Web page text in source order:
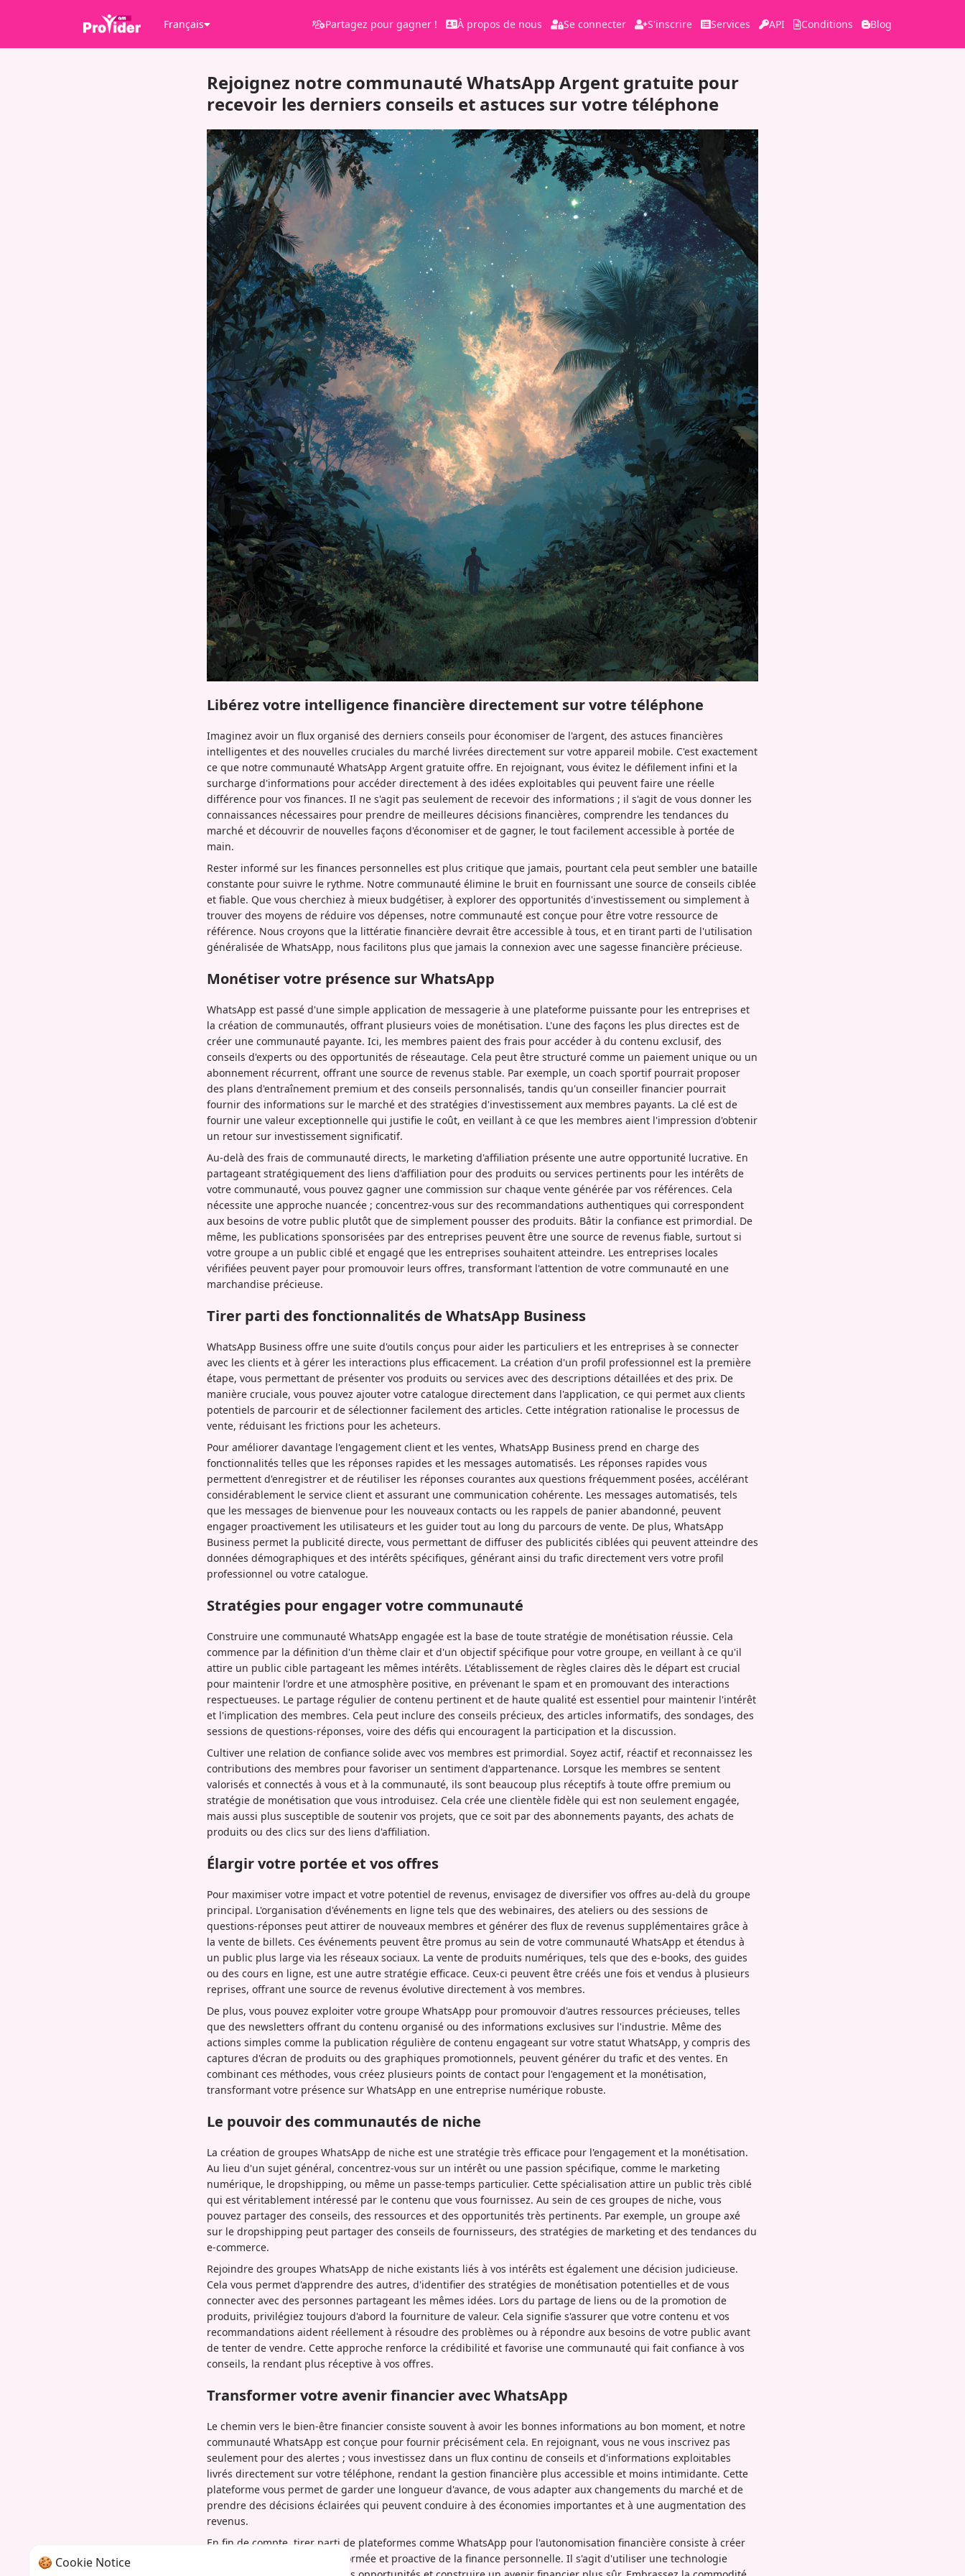
Français Partagez pour gagner ! À propos de nous Se connecter S'inscrire Services API Conditions Blog
Rejoignez notre communauté WhatsApp Argent gratuite pour
recevoir les derniers conseils et astuces sur votre téléphone
Libérez votre intelligence financière directement sur votre téléphone
Imaginez avoir un flux organisé des derniers conseils pour économiser de l'argent, des astuces financières
intelligentes et des nouvelles cruciales du marché livrées directement sur votre appareil mobile. C'est exactement
ce que notre communauté WhatsApp Argent gratuite offre. En rejoignant, vous évitez le défilement infini et la
surcharge d'informations pour accéder directement à des idées exploitables qui peuvent faire une réelle
différence pour vos finances. Il ne s'agit pas seulement de recevoir des informations ; il s'agit de vous donner les
connaissances nécessaires pour prendre de meilleures décisions financières, comprendre les tendances du
marché et découvrir de nouvelles façons d'économiser et de gagner, le tout facilement accessible à portée de
main.
Rester informé sur les finances personnelles est plus critique que jamais, pourtant cela peut sembler une bataille
constante pour suivre le rythme. Notre communauté élimine le bruit en fournissant une source de conseils ciblée
et fiable. Que vous cherchiez à mieux budgétiser, à explorer des opportunités d'investissement ou simplement à
trouver des moyens de réduire vos dépenses, notre communauté est conçue pour être votre ressource de
référence. Nous croyons que la littératie financière devrait être accessible à tous, et en tirant parti de l'utilisation
généralisée de WhatsApp, nous facilitons plus que jamais la connexion avec une sagesse financière précieuse.
Monétiser votre présence sur WhatsApp
WhatsApp est passé d'une simple application de messagerie à une plateforme puissante pour les entreprises et
la création de communautés, offrant plusieurs voies de monétisation. L'une des façons les plus directes est de
créer une communauté payante. Ici, les membres paient des frais pour accéder à du contenu exclusif, des
conseils d'experts ou des opportunités de réseautage. Cela peut être structuré comme un paiement unique ou un
abonnement récurrent, offrant une source de revenus stable. Par exemple, un coach sportif pourrait proposer
des plans d'entraînement premium et des conseils personnalisés, tandis qu'un conseiller financier pourrait
fournir des informations sur le marché et des stratégies d'investissement aux membres payants. La clé est de
fournir une valeur exceptionnelle qui justifie le coût, en veillant à ce que les membres aient l'impression d'obtenir
un retour sur investissement significatif.
Au-delà des frais de communauté directs, le marketing d'affiliation présente une autre opportunité lucrative. En
partageant stratégiquement des liens d'affiliation pour des produits ou services pertinents pour les intérêts de
votre communauté, vous pouvez gagner une commission sur chaque vente générée par vos références. Cela
nécessite une approche nuancée ; concentrez-vous sur des recommandations authentiques qui correspondent
aux besoins de votre public plutôt que de simplement pousser des produits. Bâtir la confiance est primordial. De
même, les publications sponsorisées par des entreprises peuvent être une source de revenus fiable, surtout si
votre groupe a un public ciblé et engagé que les entreprises souhaitent atteindre. Les entreprises locales
vérifiées peuvent payer pour promouvoir leurs offres, transformant l'attention de votre communauté en une
marchandise précieuse.
Tirer parti des fonctionnalités de WhatsApp Business
WhatsApp Business offre une suite d'outils conçus pour aider les particuliers et les entreprises à se connecter
avec les clients et à gérer les interactions plus efficacement. La création d'un profil professionnel est la première
étape, vous permettant de présenter vos produits ou services avec des descriptions détaillées et des prix. De
manière cruciale, vous pouvez ajouter votre catalogue directement dans l'application, ce qui permet aux clients
potentiels de parcourir et de sélectionner facilement des articles. Cette intégration rationalise le processus de
vente, réduisant les frictions pour les acheteurs.
Pour améliorer davantage l'engagement client et les ventes, WhatsApp Business prend en charge des
fonctionnalités telles que les réponses rapides et les messages automatisés. Les réponses rapides vous
permettent d'enregistrer et de réutiliser les réponses courantes aux questions fréquemment posées, accélérant
considérablement le service client et assurant une communication cohérente. Les messages automatisés, tels
que les messages de bienvenue pour les nouveaux contacts ou les rappels de panier abandonné, peuvent
engager proactivement les utilisateurs et les guider tout au long du parcours de vente. De plus, WhatsApp
Business permet la publicité directe, vous permettant de diffuser des publicités ciblées qui peuvent atteindre des
données démographiques et des intérêts spécifiques, générant ainsi du trafic directement vers votre profil
professionnel ou votre catalogue.
Stratégies pour engager votre communauté
Construire une communauté WhatsApp engagée est la base de toute stratégie de monétisation réussie. Cela
commence par la définition d'un thème clair et d'un objectif spécifique pour votre groupe, en veillant à ce qu'il
attire un public cible partageant les mêmes intérêts. L'établissement de règles claires dès le départ est crucial
pour maintenir l'ordre et une atmosphère positive, en prévenant le spam et en promouvant des interactions
respectueuses. Le partage régulier de contenu pertinent et de haute qualité est essentiel pour maintenir l'intérêt
et l'implication des membres. Cela peut inclure des conseils précieux, des articles informatifs, des sondages, des
sessions de questions-réponses, voire des défis qui encouragent la participation et la discussion.
Cultiver une relation de confiance solide avec vos membres est primordial. Soyez actif, réactif et reconnaissez les
contributions des membres pour favoriser un sentiment d'appartenance. Lorsque les membres se sentent
valorisés et connectés à vous et à la communauté, ils sont beaucoup plus réceptifs à toute offre premium ou
stratégie de monétisation que vous introduisez. Cela crée une clientèle fidèle qui est non seulement engagée,
mais aussi plus susceptible de soutenir vos projets, que ce soit par des abonnements payants, des achats de
produits ou des clics sur des liens d'affiliation.
Élargir votre portée et vos offres
Pour maximiser votre impact et votre potentiel de revenus, envisagez de diversifier vos offres au-delà du groupe
principal. L'organisation d'événements en ligne tels que des webinaires, des ateliers ou des sessions de
questions-réponses peut attirer de nouveaux membres et générer des flux de revenus supplémentaires grâce à
la vente de billets. Ces événements peuvent être promus au sein de votre communauté WhatsApp et étendus à
un public plus large via les réseaux sociaux. La vente de produits numériques, tels que des e-books, des guides
ou des cours en ligne, est une autre stratégie efficace. Ceux-ci peuvent être créés une fois et vendus à plusieurs
reprises, offrant une source de revenus évolutive directement à vos membres.
De plus, vous pouvez exploiter votre groupe WhatsApp pour promouvoir d'autres ressources précieuses, telles
que des newsletters offrant du contenu organisé ou des informations exclusives sur l'industrie. Même des
actions simples comme la publication régulière de contenu engageant sur votre statut WhatsApp, y compris des
captures d'écran de produits ou des graphiques promotionnels, peuvent générer du trafic et des ventes. En
combinant ces méthodes, vous créez plusieurs points de contact pour l'engagement et la monétisation,
transformant votre présence sur WhatsApp en une entreprise numérique robuste.
Le pouvoir des communautés de niche
La création de groupes WhatsApp de niche est une stratégie très efficace pour l'engagement et la monétisation.
Au lieu d'un sujet général, concentrez-vous sur un intérêt ou une passion spécifique, comme le marketing
numérique, le dropshipping, ou même un passe-temps particulier. Cette spécialisation attire un public très ciblé
qui est véritablement intéressé par le contenu que vous fournissez. Au sein de ces groupes de niche, vous
pouvez partager des conseils, des ressources et des opportunités très pertinents. Par exemple, un groupe axé
sur le dropshipping peut partager des conseils de fournisseurs, des stratégies de marketing et des tendances du
e-commerce.
Rejoindre des groupes WhatsApp de niche existants liés à vos intérêts est également une décision judicieuse.
Cela vous permet d'apprendre des autres, d'identifier des stratégies de monétisation potentielles et de vous
connecter avec des personnes partageant les mêmes idées. Lors du partage de liens ou de la promotion de
produits, privilégiez toujours d'abord la fourniture de valeur. Cela signifie s'assurer que votre contenu et vos
recommandations aident réellement à résoudre des problèmes ou à répondre aux besoins de votre public avant
de tenter de vendre. Cette approche renforce la crédibilité et favorise une communauté qui fait confiance à vos
conseils, la rendant plus réceptive à vos offres.
Transformer votre avenir financier avec WhatsApp
Le chemin vers le bien-être financier consiste souvent à avoir les bonnes informations au bon moment, et notre
communauté WhatsApp est conçue pour fournir précisément cela. En rejoignant, vous ne vous inscrivez pas
seulement pour des alertes ; vous investissez dans un flux continu de conseils et d'informations exploitables
livrés directement sur votre téléphone, rendant la gestion financière plus accessible et moins intimidante. Cette
plateforme vous permet de garder une longueur d'avance, de vous adapter aux changements du marché et de
prendre des décisions éclairées qui peuvent conduire à des économies importantes et à une augmentation des
revenus.
En fin de compte, tirer parti de plateformes comme WhatsApp pour l'autonomisation financière consiste à créer
une approche connectée, informée et proactive de la finance personnelle. Il s'agit d'utiliser une technologie
🍪 Cookie Notice